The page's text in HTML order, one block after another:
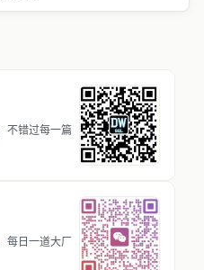
不错过每一篇
每日一道大厂